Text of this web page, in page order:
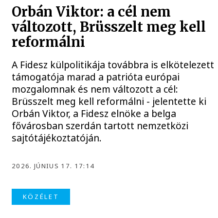
Orbán Viktor: a cél nem
változott, Brüsszelt meg kell
reformálni
A Fidesz külpolitikája továbbra is elkötelezett
támogatója marad a patrióta európai
mozgalomnak és nem változott a cél:
Brüsszelt meg kell reformálni - jelentette ki
Orbán Viktor, a Fidesz elnöke a belga
fővárosban szerdán tartott nemzetközi
sajtótájékoztatóján.
2026. JÚNIUS 17. 17:14
KÖZÉLET